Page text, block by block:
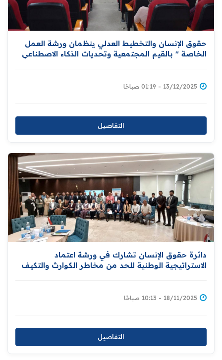
حقوق الإنسان والتخطيط العدلي ينظمان ورشة العمل
الخاصة " بالقيم المجتمعية وتحديات الذكاء الاصطناعي
13/12/2025 - 01:19 صباحًا
التفاصيل
دائرة حقوق الإنسان تشارك في ورشة اعتماد
الاستراتيجية الوطنية للحد من مخاطر الكوارث والتكيف
18/11/2025 - 10:13 صباحًا
التفاصيل